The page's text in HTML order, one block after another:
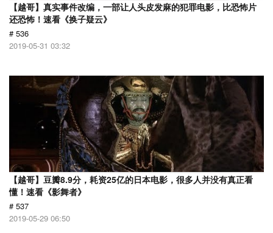
【越哥】真实事件改编，一部让人头皮发麻的犯罪电影，比恐怖片
还恐怖！速看《换子疑云》
# 536
2019-05-31 03:32
【越哥】豆瓣8.9分，耗资25亿的日本电影，很多人并没有真正看
懂！速看《影舞者》
# 537
2019-05-29 06:50